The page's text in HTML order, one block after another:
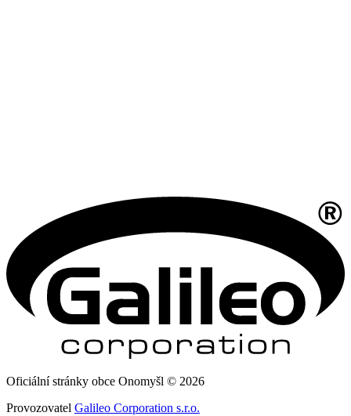
Oficiální stránky obce Onomyšl © 2026
Provozovatel Galileo Corporation s.r.o.